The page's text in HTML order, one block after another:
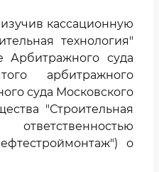
кассационную
технология"
Арбитражного суда
арбитражного
суда Московского
"Строительная
о